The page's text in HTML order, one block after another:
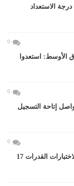
الاستعداد
0
الأوسط: استعدوا
0
التنسيق يواصل إتاحة التسجيل
0
تنسيق الجامعات 2026.. إتاحة التسجيل لاختبارات القدرات 17